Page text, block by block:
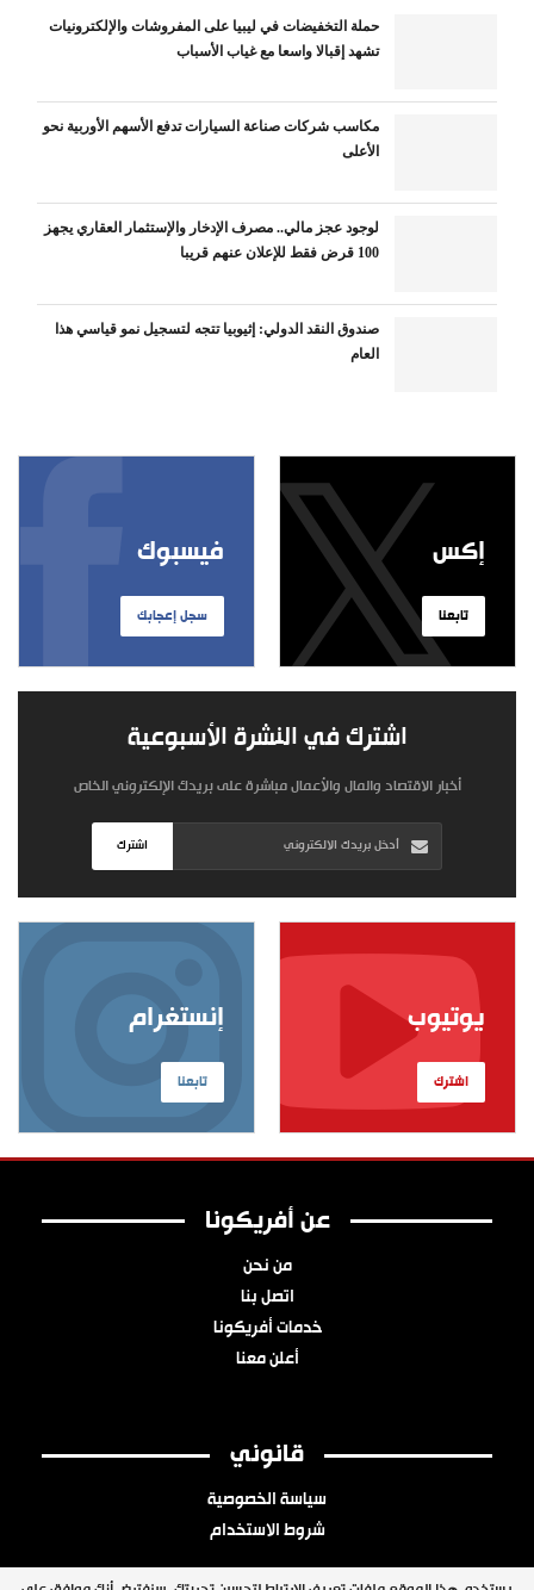
حملة التخفيضات في ليبيا على المفروشات والإلكترونيات
تشهد إقبالا واسعا مع غياب الأسباب
مكاسب شركات صناعة السيارات تدفع الأسهم الأوربية نحو
الأعلى
لوجود عجز مالي.. مصرف الإدخار والإستثمار العقاري يجهز
100 قرض فقط للإعلان عنهم قريبا
صندوق النقد الدولي: إثيوبيا تتجه لتسجيل نمو قياسي هذا
العام
فيسبوك
سجل إعجابك
إكس
تابعنا
اشترك في النشرة الأسبوعية
أخبار الاقتصاد والمال والأعمال مباشرة على بريدك الإلكتروني الخاص
اشترك
إنستغرام
تابعنا
يوتيوب
اشترك
عن أفريكونا
من نحن
اتصل بنا
خدمات أفريكونا
أعلن معنا
قانوني
سياسة الخصوصية
شروط الاستخدام